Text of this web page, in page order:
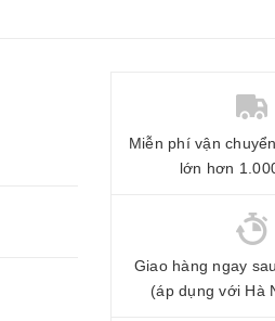
Miễn phí vận
lớn hơn
Giao hàng ngay
(áp dụng với Hà